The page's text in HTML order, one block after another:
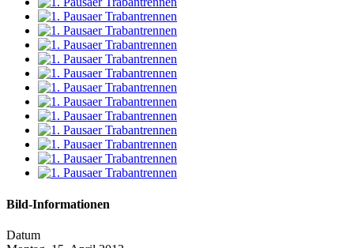
Bild-Informationen
Datum